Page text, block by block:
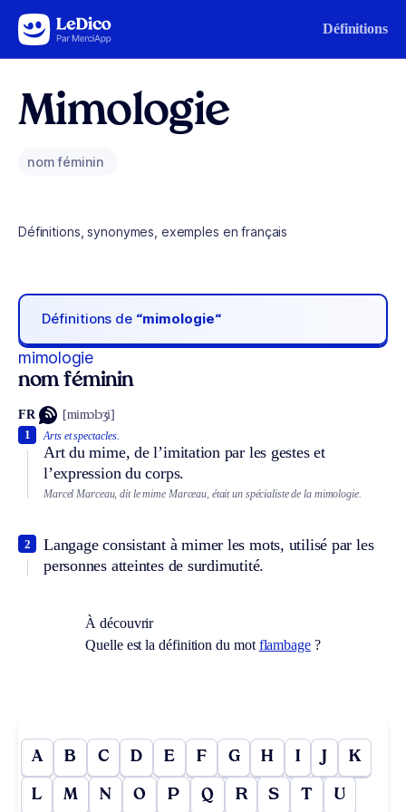
Aller au contenu Définitions
Mimologie
nom féminin
Définitions, synonymes, exemples en français
Définitions de “mimologie“
mimologie
nom féminin
FR [mimɔlɔʒi]
Arts et spectacles.
Art du mime, de l’imitation par les gestes et
l’expression du corps.
1
Marcel Marceau, dit le mime Marceau, était un spécialiste de la mimologie.
Langage consistant à mimer les mots, utilisé par les
personnes atteintes de surdimutité.
2
À découvrir
Quelle est la définition du mot flambage?
A B C D E F G H I J K
L M N O P Q R S T U